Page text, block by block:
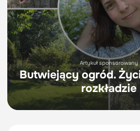
Artykuł sponsorowany
Butwiejący ogród.
rozkładzie